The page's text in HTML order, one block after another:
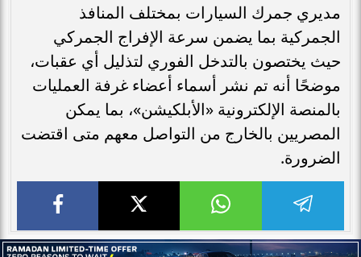
مديري جمرك السيارات بمختلف المنافذ
الجمركية بما يضمن سرعة الإفراج الجمركي
حيث يختصون بالتدخل الفوري لتذليل أي عقبات،
موضحًا أنه تم نشر أسماء أعضاء غرفة العمليات
بالمنصة الإلكترونية «الأبلكيشن»، بما يمكن
المصريين بالخارج من التواصل معهم متى اقتضت
الضرورة.